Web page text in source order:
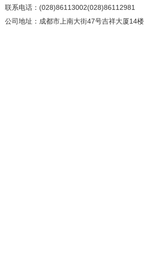
联系电话：(028)86113002(028)86112981
公司地址：成都市上南大街47号吉祥大厦14楼